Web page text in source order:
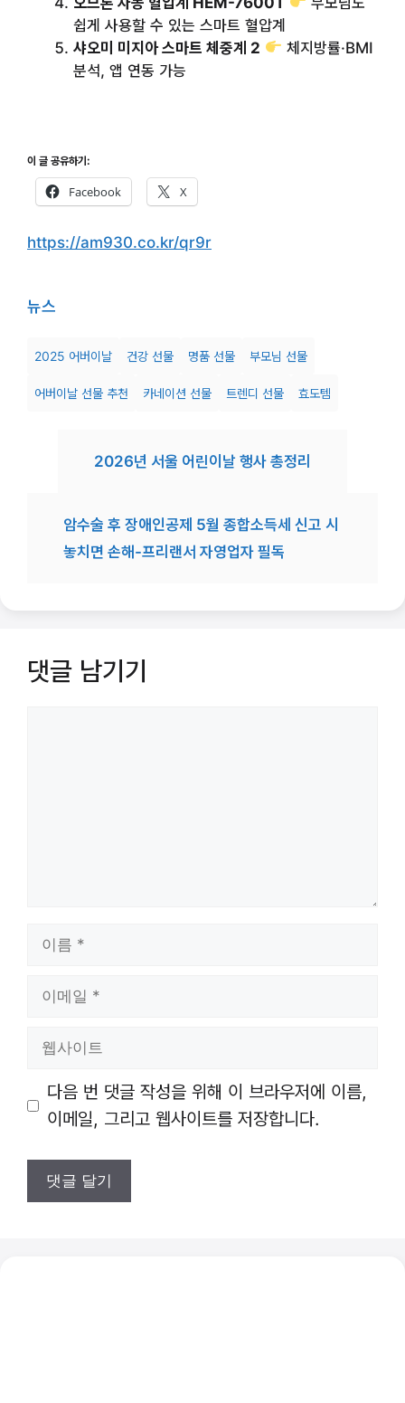
쉽게 사용할 수 있는 스마트 혈압계
샤오미 미지아 스마트 체중계 2
체지방률·BMI
분석, 앱 연동 가능
이 글 공유하기:
Facebook X
https://am930.co.kr/qr9r
뉴스
2025 어버이날 건강 선물 명품 선물 부모님 선물
어버이날 선물 추천 카네이션 선물 트렌디 선물 효도템
2026년 서울 어린이날 행사 총정리
암수술 후 장애인공제 5월 종합소득세 신고 시
놓치면 손해-프리랜서 자영업자 필독
댓글 남기기
트
다음 번 댓글 작성을 위해 이 브라우저에 이름,
이메일, 그리고 웹사이트를 저장합니다.